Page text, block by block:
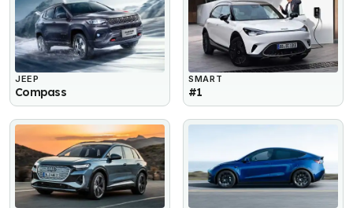
JEEP
Compass
SMART
#1